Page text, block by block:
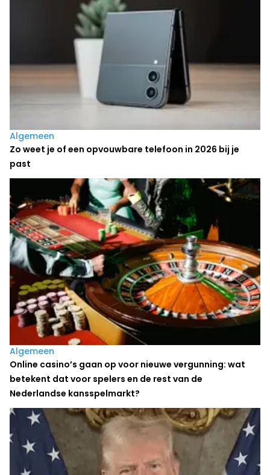
Algemeen
Zo weet je of een opvouwbare telefoon in 2026 bij je
past
Algemeen
Online casino’s gaan op voor nieuwe vergunning: wat
betekent dat voor spelers en de rest van de
Nederlandse kansspelmarkt?